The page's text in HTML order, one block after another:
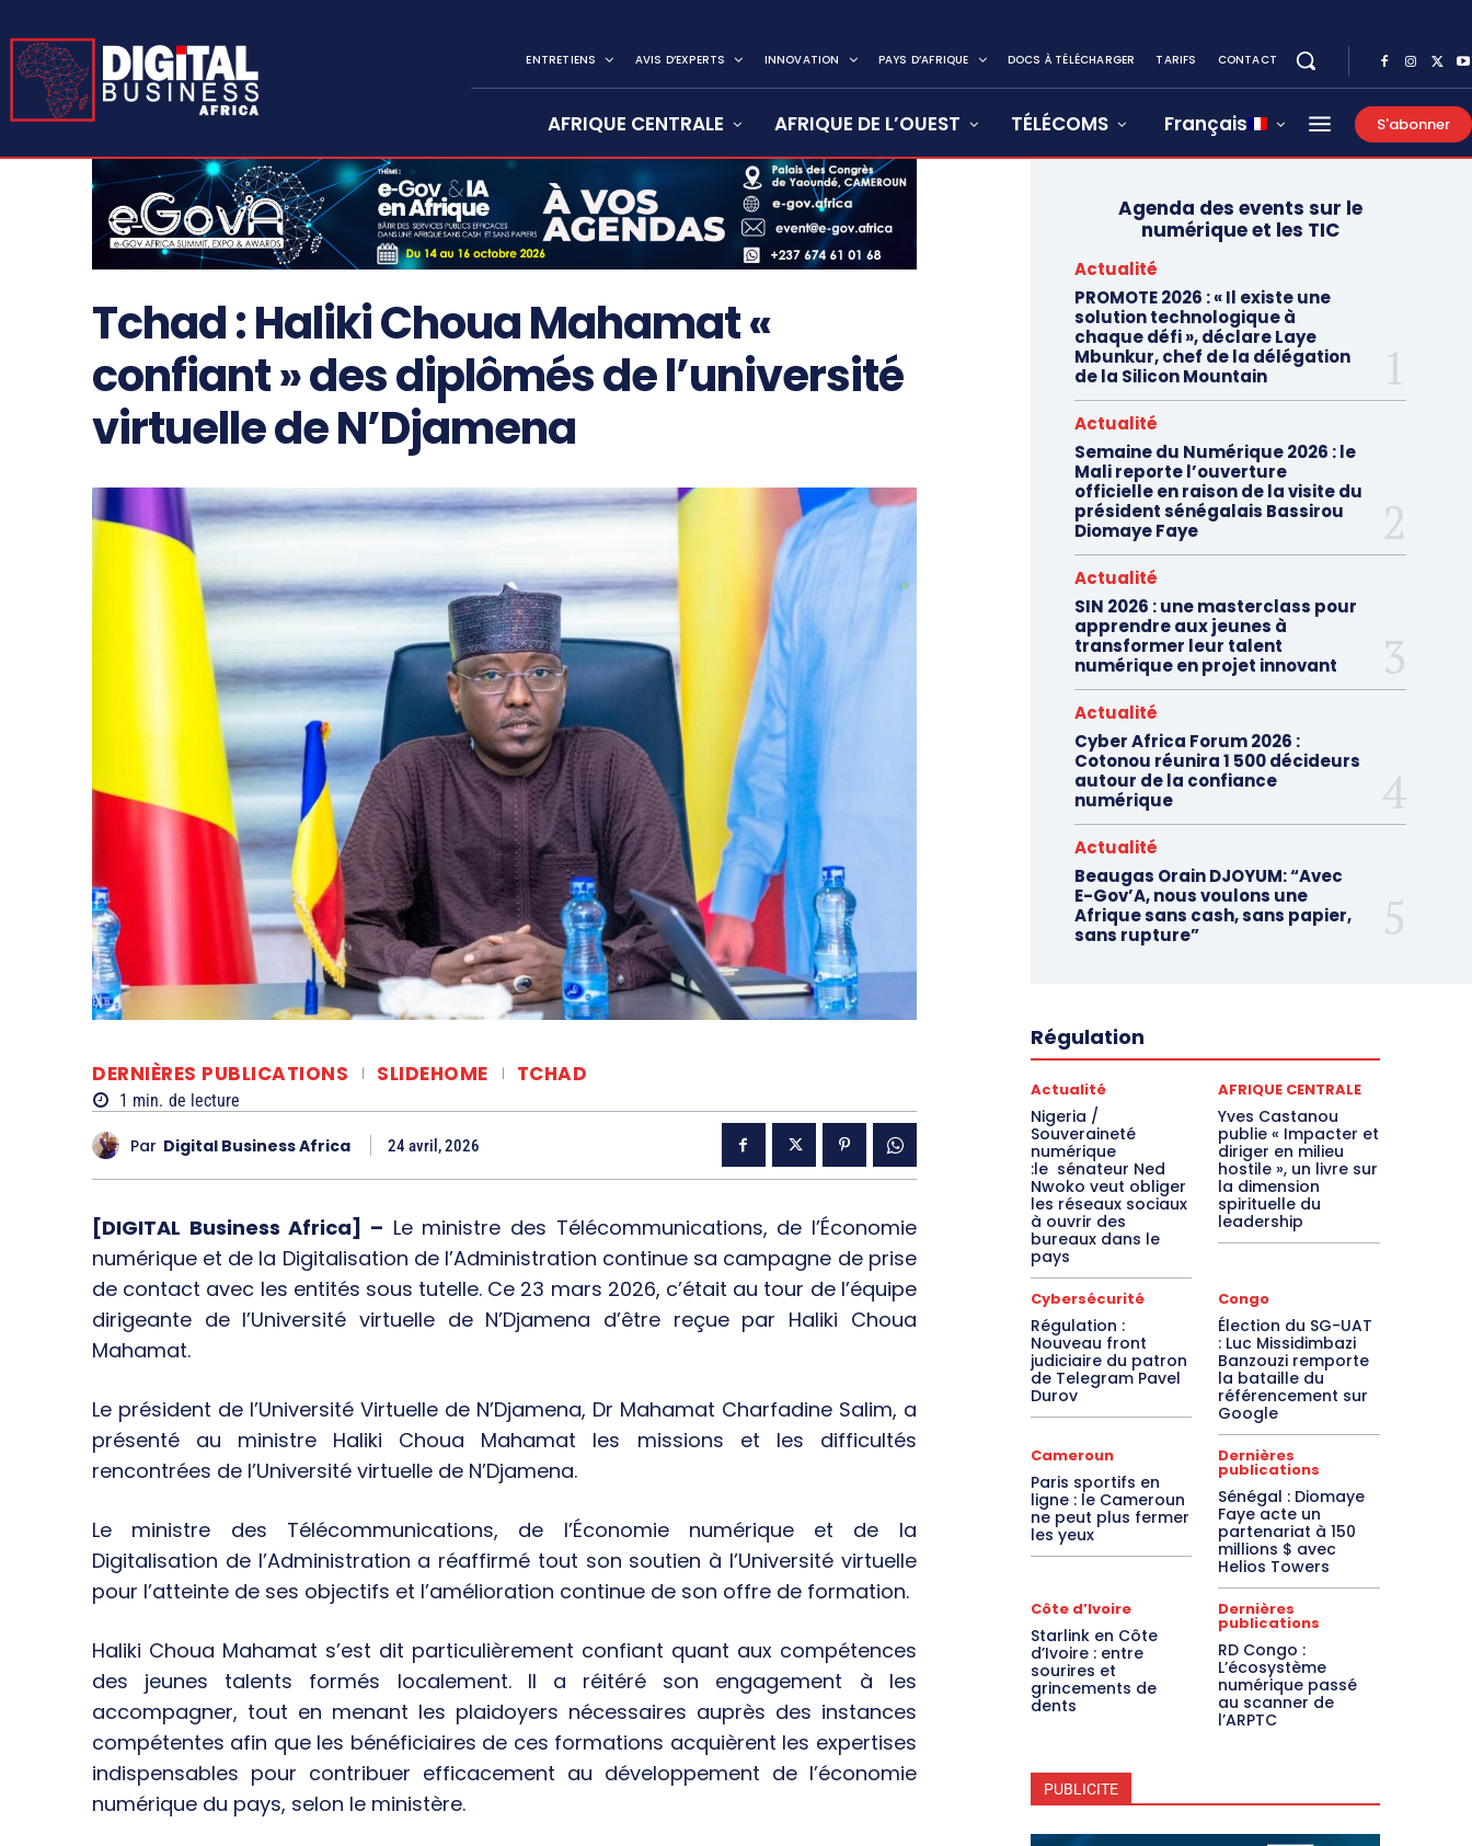
ENTRETIENS AVIS D’EXPERTS INNOVATION PAYS D’AFRIQUE DOCS À TÉLÉCHARGER TARIFS CONTACT
AFRIQUE CENTRALE AFRIQUE DE L’OUEST TÉLÉCOMS Français S'abonner
Tchad : Haliki Choua Mahamat «
confiant » des diplômés de l’université
virtuelle de N’Djamena
DERNIÈRES PUBLICATIONS SLIDEHOME TCHAD
1 min. de lecture
Par Digital Business Africa 24 avril, 2026
[DIGITAL Business Africa] – Le ministre des Télécommunications, de l’Économie
numérique et de la Digitalisation de l’Administration continue sa campagne de prise
de contact avec les entités sous tutelle. Ce 23 mars 2026, c’était au tour de l’équipe
dirigeante de l’Université virtuelle de N’Djamena d’être reçue par Haliki Choua
Mahamat.
Le président de l’Université Virtuelle de N’Djamena, Dr Mahamat Charfadine Salim, a
présenté au ministre Haliki Choua Mahamat les missions et les difficultés
rencontrées de l’Université virtuelle de N’Djamena.
Le ministre des Télécommunications, de l’Économie numérique et de la
Digitalisation de l’Administration a réaffirmé tout son soutien à l’Université virtuelle
pour l’atteinte de ses objectifs et l’amélioration continue de son offre de formation.
Haliki Choua Mahamat s’est dit particulièrement confiant quant aux compétences
des jeunes talents formés localement. Il a réitéré son engagement à les
accompagner, tout en menant les plaidoyers nécessaires auprès des instances
compétentes afin que les bénéficiaires de ces formations acquièrent les expertises
indispensables pour contribuer efficacement au développement de l’économie
numérique du pays, selon le ministère.
Agenda des events sur le
numérique et les TIC
Actualité
PROMOTE 2026 : « Il existe une
solution technologique à
chaque défi », déclare Laye
Mbunkur, chef de la délégation
de la Silicon Mountain
Actualité
Semaine du Numérique 2026 : le
Mali reporte l’ouverture
officielle en raison de la visite du
président sénégalais Bassirou
Diomaye Faye
Actualité
SIN 2026 : une masterclass pour
apprendre aux jeunes à
transformer leur talent
numérique en projet innovant
Actualité
Cyber Africa Forum 2026 :
Cotonou réunira 1 500 décideurs
autour de la confiance
numérique
Actualité
Beaugas Orain DJOYUM: “Avec
E-Gov’A, nous voulons une
Afrique sans cash, sans papier,
sans rupture”
Régulation
Actualité
Nigeria /
Souveraineté
numérique
:le sénateur Ned
Nwoko veut obliger
les réseaux sociaux
à ouvrir des
bureaux dans le
pays
AFRIQUE CENTRALE
Yves Castanou
publie « Impacter et
diriger en milieu
hostile », un livre sur
la dimension
spirituelle du
leadership
Cybersécurité
Régulation :
Nouveau front
judiciaire du patron
de Telegram Pavel
Durov
Congo
Élection du SG-UAT
: Luc Missidimbazi
Banzouzi remporte
la bataille du
référencement sur
Google
Cameroun
Paris sportifs en
ligne : le Cameroun
ne peut plus fermer
les yeux
Dernières
publications
Sénégal : Diomaye
Faye acte un
partenariat à 150
millions $ avec
Helios Towers
Côte d’Ivoire
Starlink en Côte
d’Ivoire : entre
sourires et
grincements de
dents
Dernières
publications
RD Congo :
L’écosystème
numérique passé
au scanner de
l’ARPTC
PUBLICITE